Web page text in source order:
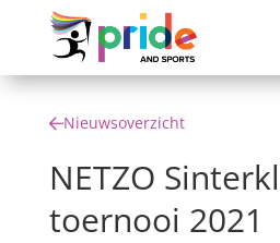
Nieuwsoverzicht
NETZO
toernooi 2021